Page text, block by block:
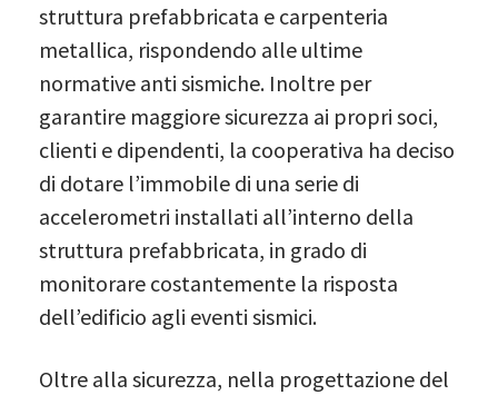
struttura prefabbricata e carpenteria
metallica, rispondendo alle ultime
normative anti sismiche. Inoltre per
garantire maggiore sicurezza ai propri soci,
clienti e dipendenti, la cooperativa ha deciso
di dotare l’immobile di una serie di
accelerometri installati all’interno della
struttura prefabbricata, in grado di
monitorare costantemente la risposta
dell’edificio agli eventi sismici.
Oltre alla sicurezza, nella progettazione del